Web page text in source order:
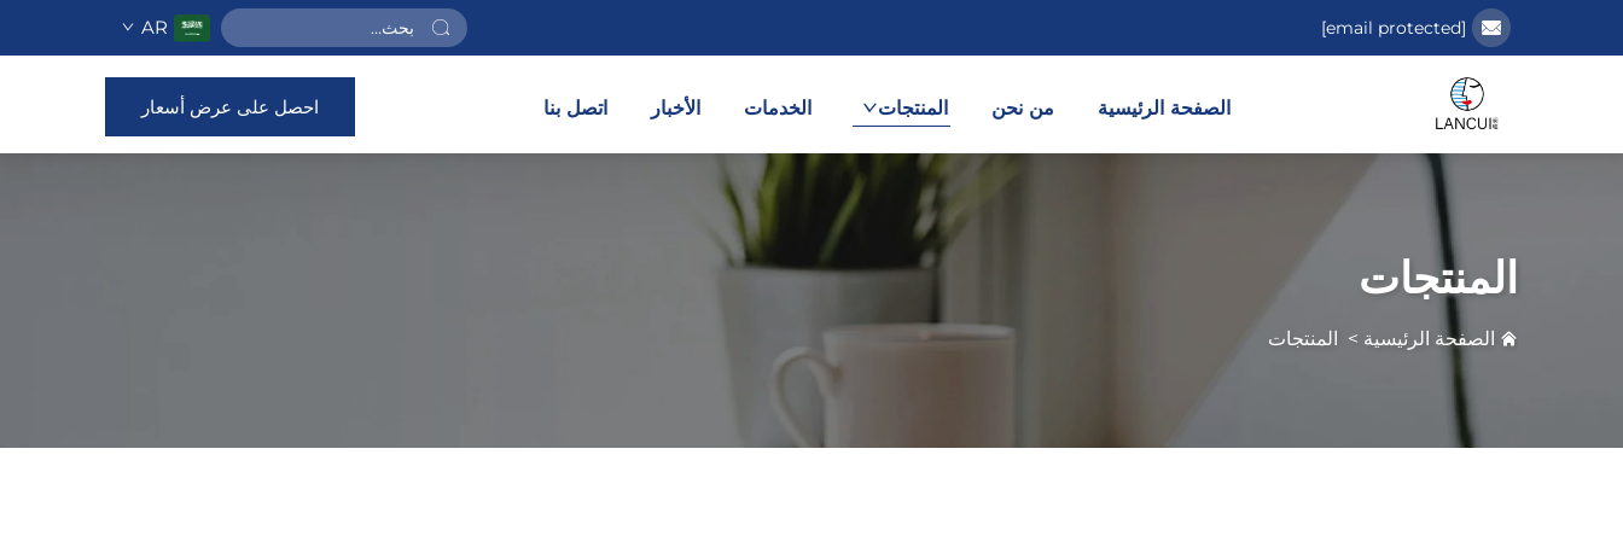
[email protected]
AR
الصفحة الرئيسية من نحن المنتجات الخدمات الأخبار اتصل بنا احصل على عرض أسعار
المنتجات
الصفحة الرئيسية > المنتجات